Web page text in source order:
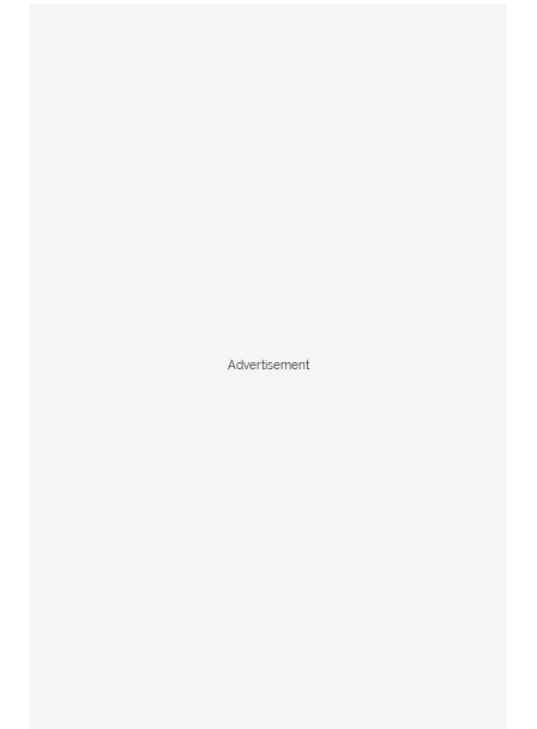
Advertisement